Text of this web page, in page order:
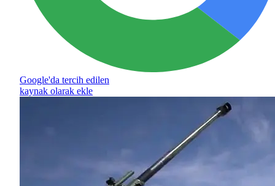
Google'da tercih edilen
kaynak olarak ekle